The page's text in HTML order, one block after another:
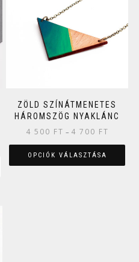
ZÖLD SZÍNÁTMENETES
HÁROMSZÖG NYAKLÁNC
4 500 FT – 4 700 FT
OPCIÓK VÁLASZTÁSA